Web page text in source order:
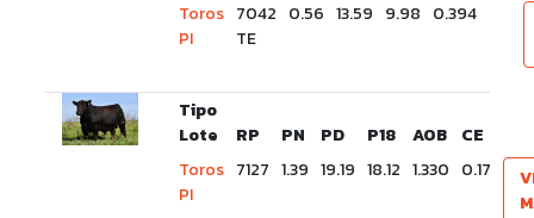
Toros
PI
7042
TE
0.56 13.59 9.98 0.394
Tipo
Lote
RP PN PD P18 AOB
CE
Toros
PI
7127 1.39 19.19 18.12 1.330 0.17